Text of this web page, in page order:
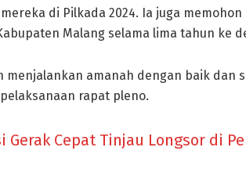
di Pilkada 2024. Ia juga
Malang selama lima tahun ke
menjalankan amanah dengan baik dan
rapat pleno.
Gerak Cepat Tinjau Longsor di